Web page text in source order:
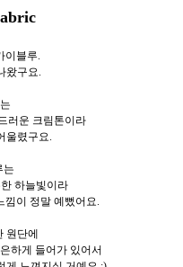
이블루.
왔구요.
러운 크림톤이라
울렸구요.
는
하늘빛이라
이 정말 예뻤어요.
원단에
하게 들어가 있어서